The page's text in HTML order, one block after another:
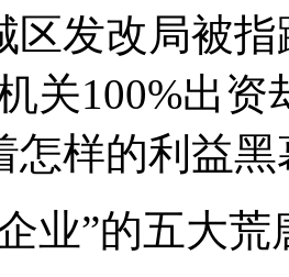
区发改局被
关100%出
怎样的利益黑
业”的五大荒